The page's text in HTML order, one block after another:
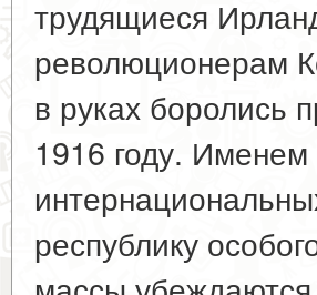
трудящиеся
революционерам
в руках боролись
1916 году.
республику